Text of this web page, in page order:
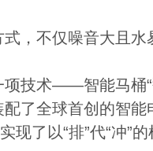
不仅噪音大且水
技术——智能马桶“
了全球首创的智
现了以“排”代“冲”